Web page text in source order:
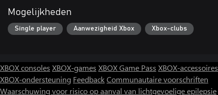
Mogelijkheden
Single player Aanwezigheid Xbox Xbox-clubs
XBOX consoles XBOX-games XBOX Game Pass XBOX-accessoires
XBOX-ondersteuning FeedbackCommunautaire voorschriften
Waarschuwing voor risico op aanval van lichtgevoelige epilepsie